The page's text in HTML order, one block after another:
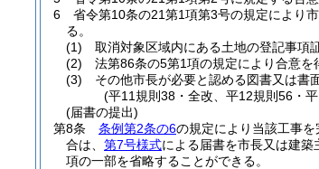
6
省令第10条の21第1項第3号の規定により
る。
(1)
取消対象区域内にある土地の登記事項
(2)
法第86条の5第1項の規定により合意を
(3)
その他市長が必要と認める図書又は書
(平11規則38・全改、平12規則56・
(届書の提出)
第8条
条例第2条の6の規定により当該工事
合は、 第7号様式による届書を市長又は建築
項の一部を省略することができる。